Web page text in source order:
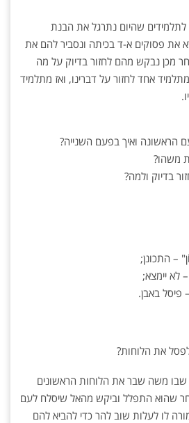
לתלמידים שהיום נתרגל את הבנת
את פסוקים א-ד בכיתה ונסביר להם את
מכן נבקש מהם לחזור בדיוק על מה
אחד לחזור על דברינו, ואז מתלמיד
הראשונה ואיך בפעם השנייה?
משהו?
בדיוק ולמה?
– התכונן;
לא יימצא;
פיסל באבן.
את הלוחות?
שבו משה שבר את הלוחות הראשונים
שהוא התפלל וביקש מהאל שיסלח לעם
לו לעלות שוב להר כדי להביא להם